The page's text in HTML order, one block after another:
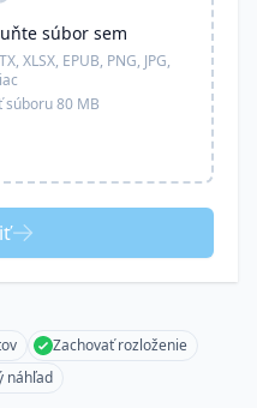
súbor sem
XLSX, EPUB, PNG, JPG,
súboru 80 MB
Zachovať rozloženie
náhľad